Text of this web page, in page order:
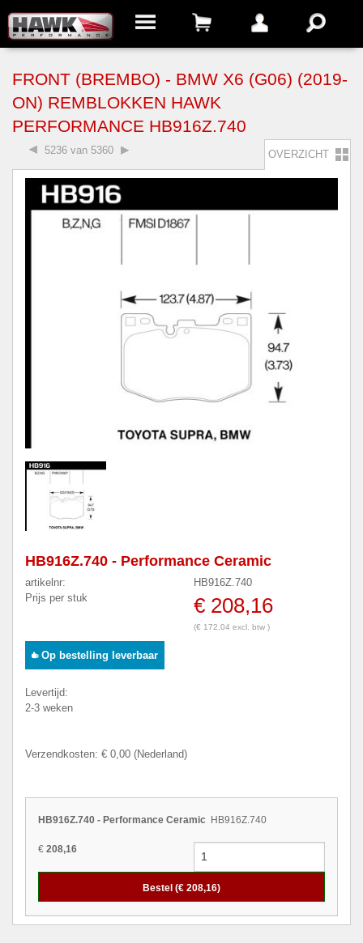
FRONT (BREMBO) - BMW X6 (G06) (2019-
ON) REMBLOKKEN HAWK
PERFORMANCE HB916Z.740
5236 van 5360 OVERZICHT
HB916Z.740 - Performance Ceramic
artikelnr:
HB916Z.740
Prijs per stuk
€ 208,16
(€ 172,04 excl. btw )
Op bestelling leverbaar
Levertijd:
2-3 weken
Verzendkosten: € 0,00 (Nederland)
HB916Z.740 - Performance Ceramic HB916Z.740
€ 208,16
Bestel (€ 208,16)